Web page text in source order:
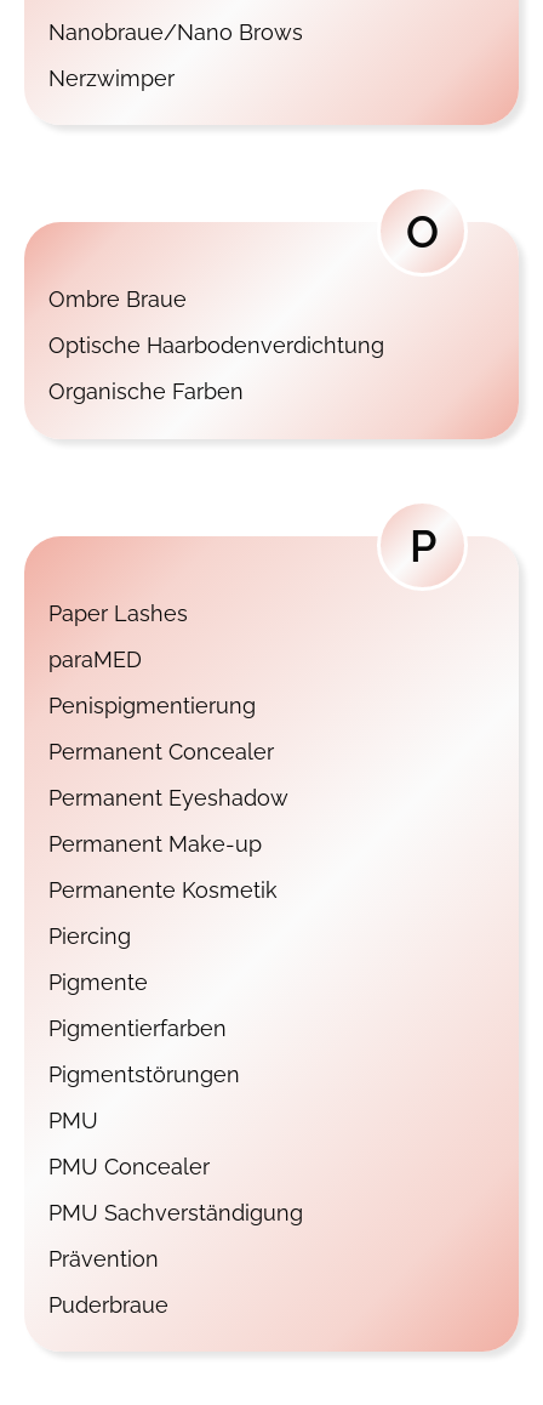
Nanobraue/Nano Brows
Nerzwimper
O
Ombre Braue
Optische Haarbodenverdichtung
Organische Farben
P
Paper Lashes
paraMED
Penispigmentierung
Permanent Concealer
Permanent Eyeshadow
Permanent Make-up
Permanente Kosmetik
Piercing
Pigmente
Pigmentierfarben
Pigmentstörungen
PMU
PMU Concealer
PMU Sachverständigung
Prävention
Puderbraue